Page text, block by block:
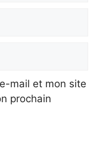
mail et mon site
prochain